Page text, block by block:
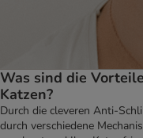
Was sind die
Katzen?
Durch die cleveren Anti-
durch verschiedene